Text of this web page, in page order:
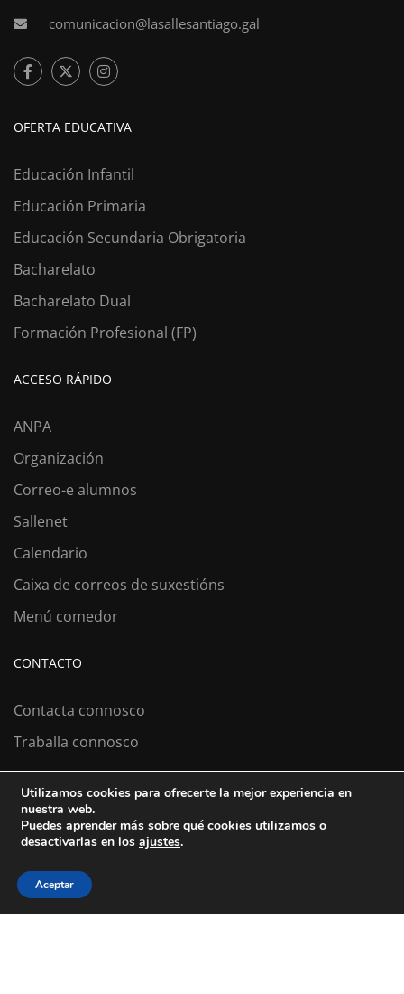
comunicacion@lasallesantiago.gal
OFERTA EDUCATIVA
Educación Infantil
Educación Primaria
Educación Secundaria Obrigatoria
Bacharelato
Bacharelato Dual
Formación Profesional (FP)
ACCESO RÁPIDO
ANPA
Organización
Correo-e alumnos
Sallenet
Calendario
Caixa de correos de suxestións
Menú comedor
CONTACTO
Contacta connosco
Traballa connosco
Colexio La Salle Santiago
Aviso Legal
Política de cookies
Política de privacidad
Utilizamos cookies para ofrecerte la mejor experiencia en
nuestra web.
Puedes aprender más sobre qué cookies utilizamos o
desactivarlas en los ajustes.
Aceptar